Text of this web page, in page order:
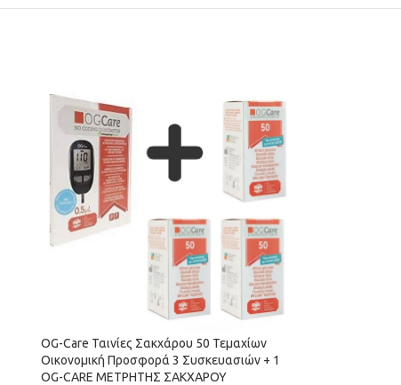
OG-Care Ταινίες Σακχάρου 50 Τεμαχίων
Οικονομική Προσφορά 3 Συσκευασιών + 1
ΟG-CΑRΕ ΜΕΤΡΗΤΗΣ ΣΑΚΧΑΡΟΥ